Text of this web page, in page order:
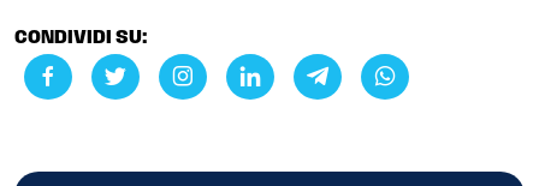
CONDIVIDI SU: